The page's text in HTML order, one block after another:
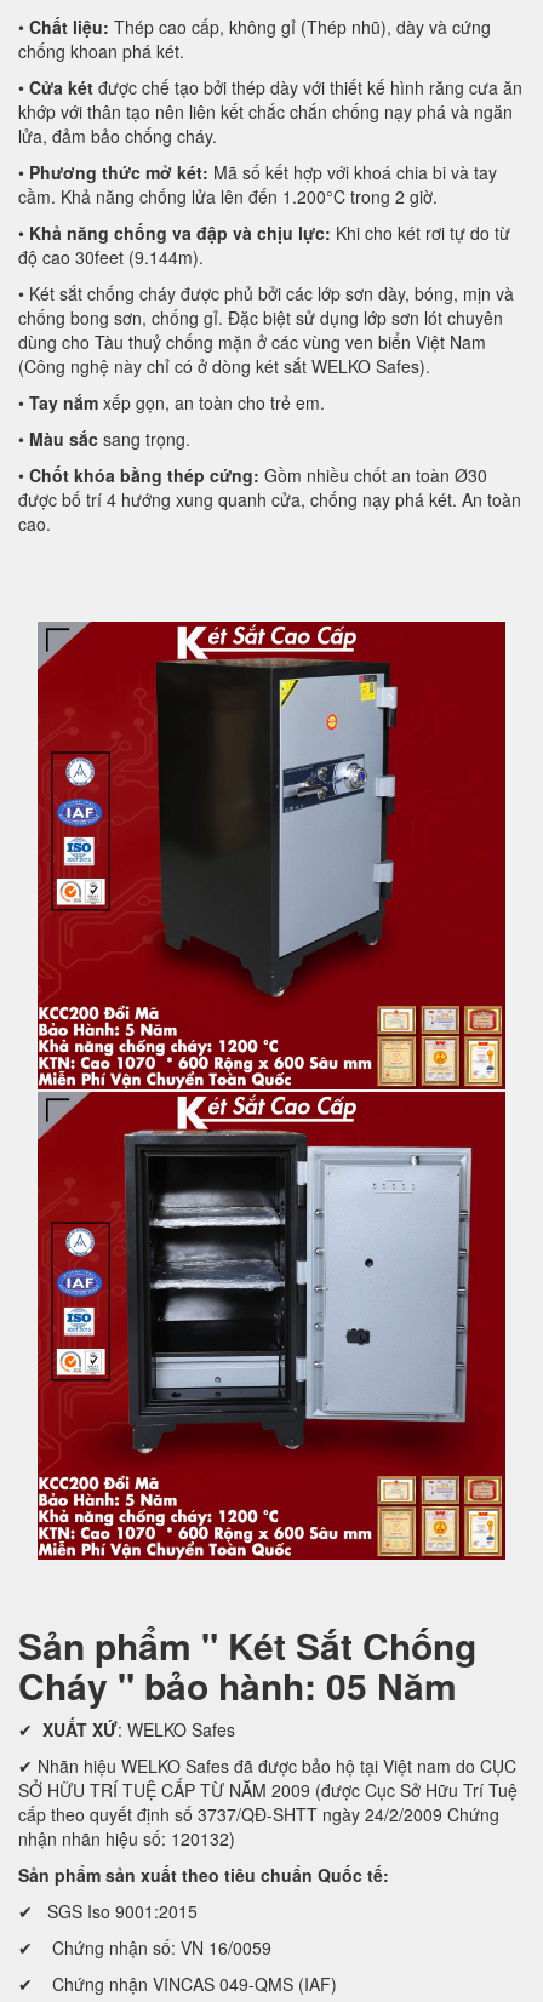
• Chất liệu: Thép cao cấp, không gỉ (Thép nhũ), dày và cứng
chống khoan phá két.
• Cửa két được chế tạo bởi thép dày với thiết kế hình răng cưa ăn
khớp với thân tạo nên liên kết chắc chắn chống nạy phá và ngăn
lửa, đảm bảo chống cháy.
• Phương thức mở két: Mã số kết hợp với khoá chia bi và tay
cầm. Khả năng chống lửa lên đến 1.200°C trong 2 giờ.
• Khả năng chống va đập và chịu lực: Khi cho két rơi tự do từ
độ cao 30feet (9.144m).
• Két sắt chống cháy được phủ bởi các lớp sơn dày, bóng, mịn và
chống bong sơn, chống gỉ. Đặc biệt sử dụng lớp sơn lót chuyên
dùng cho Tàu thuỷ chống mặn ở các vùng ven biển Việt Nam
(Công nghệ này chỉ có ở dòng két sắt WELKO Safes).
• Tay nắm xếp gọn, an toàn cho trẻ em.
• Màu sắc sang trọng.
• Chốt khóa bằng thép cứng: Gồm nhiều chốt an toàn Ø30
được bố trí 4 hướng xung quanh cửa, chống nạy phá két. An toàn
cao.
Sản phẩm " Két Sắt Chống
Cháy " bảo hành: 05 Năm
✔ XUẤT XỨ: WELKO Safes
✔ Nhãn hiệu WELKO Safes đã được bảo hộ tại Việt nam do CỤC
SỞ HỮU TRÍ TUỆ CẤP TỪ NĂM 2009 (được Cục Sở Hữu Trí Tuệ
cấp theo quyết định số 3737/QĐ-SHTT ngày 24/2/2009 Chứng
nhận nhãn hiệu số: 120132)
Sản phẩm sản xuất theo tiêu chuẩn Quốc tế:
✔ SGS Iso 9001:2015
✔ Chứng nhận số: VN 16/0059
✔ Chứng nhận VINCAS 049-QMS (IAF)